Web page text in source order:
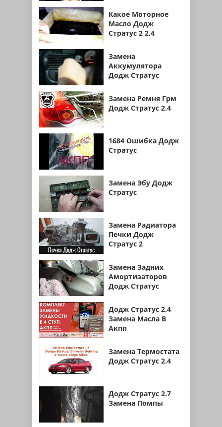
Какое Моторное
Масло Додж
Стратус 2 2.4
Замена
Аккумулятора
Додж Стратус
Замена Ремня Грм
Додж Стратус 2.4
1684 Ошибка Додж
Стратус
Замена Эбу Додж
Стратус
Замена Радиатора
Печки Додж
Стратус 2
Замена Задних
Амортизаторов
Додж Стратус
Додж Стратус 2.4
Замена Масла В
Акпп
Замена Термостата
Додж Стратус 2.4
Додж Стратус 2.7
Замена Помпы